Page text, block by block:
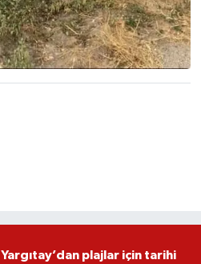
Yargıtay’dan plajlar için tarihi